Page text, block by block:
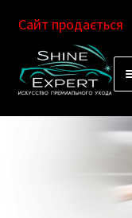
Перейти
к
Перейти
к
Сайт продається